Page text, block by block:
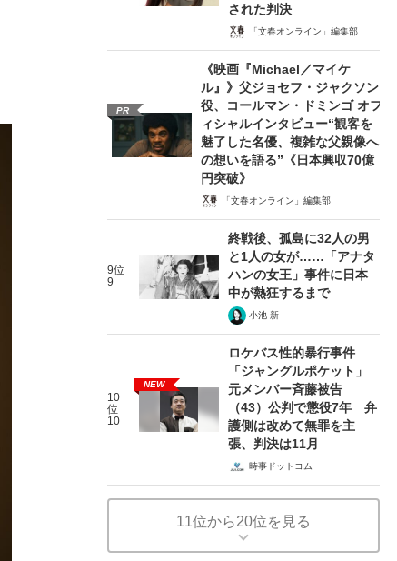
された判決
「文春オンライン」編集部
PR
《映画『Michael／マイケ
ル』》父ジョセフ・ジャクソン
役、コールマン・ドミンゴ オフ
ィシャルインタビュー“観客を
魅了した名優、複雑な父親像へ
の想いを語る”《日本興収70億
円突破》
「文春オンライン」編集部
9位
9
終戦後、孤島に32人の男
と1人の女が……「アナタ
ハンの女王」事件に日本
中が熱狂するまで
小池 新
10
位
10
NEW
ロケバス性的暴行事件
「ジャングルポケット」
元メンバー斉藤被告
（43）公判で懲役7年 弁
護側は改めて無罪を主
張、判決は11月
時事ドットコム
11位から20位を見る